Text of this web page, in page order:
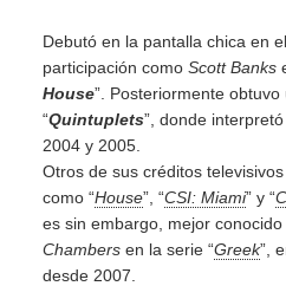
Debutó en la pantalla chica en
participación como Scott Banks
House”. Posteriormente
“Quintuplets”, donde interpretó
2004 y 2005.
Otros de sus créditos
como “House”, “CSI: Miami” y “
es sin embargo, mejor
Chambers en la serie “Greek”,
desde 2007.